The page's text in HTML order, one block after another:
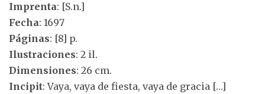
Imprenta: [S.n.]
Fecha: 1697
Páginas: [8] p.
Ilustraciones: 2 il.
Dimensiones: 26 cm.
Incipit: Vaya, vaya de fiesta, vaya de gracia […]